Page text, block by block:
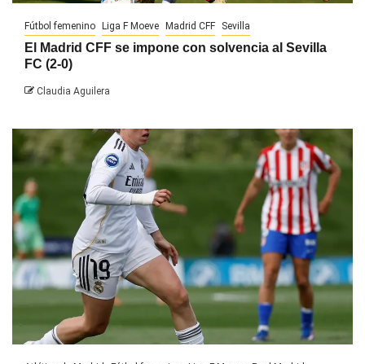
Fútbol femenino Liga F Moeve Madrid CFF Sevilla
El Madrid CFF se impone con solvencia al Sevilla
FC (2-0)
Claudia Aguilera